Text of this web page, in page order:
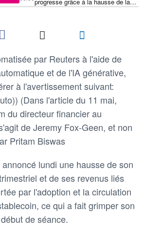
demande de stablecoins dans un
par Reuters à l'aide de
et de l'IA générative,
à l'avertissement suivant:
(Dans l'article du 11 mai,
du directeur financier au
de Jeremy Fox-Geen, et non
Pritam Biswas
lundi une hausse de son
et de ses revenus liés
par l'adoption et la circulation
ce qui a fait grimper son
de séance.